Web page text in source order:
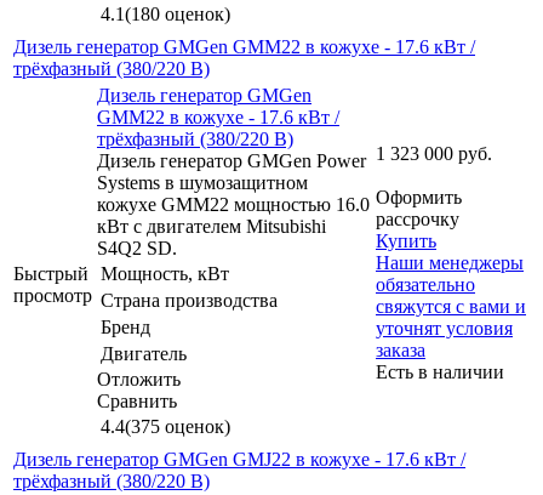
4.1(180 оценок)
Дизель генератор GMGen GMM22 в кожухе - 17.6 кВт /
трёхфазный (380/220 В)
Быстрый
просмотр
Дизель генератор GMGen
GMM22 в кожухе - 17.6 кВт /
трёхфазный (380/220 В)
Дизель генератор GMGen Power
Systems в шумозащитном
кожухе GMM22 мощностью 16.0
кВт с двигателем Mitsubishi
S4Q2 SD.
Мощность, кВт
Страна производства
Бренд
Двигатель
Отложить
Сравнить
4.4(375 оценок)
1 323 000 руб.
Оформить
рассрочку
Купить
Наши менеджеры
обязательно
свяжутся с вами и
уточнят условия
заказа
Есть в наличии
Дизель генератор GMGen GMJ22 в кожухе - 17.6 кВт /
трёхфазный (380/220 В)